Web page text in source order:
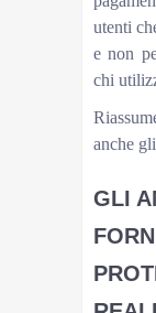
utenti
e non
chi
anche
GLI